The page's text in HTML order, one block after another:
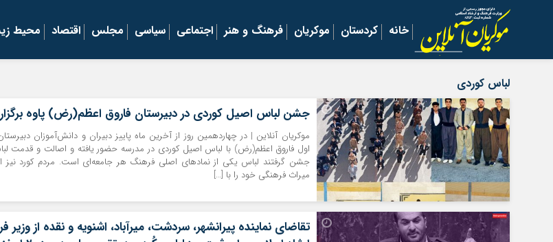
خانه کردستان موکریان فرهنگ و هنر اجتماعی سیاسی مجلس اقتصاد محیط
لباس کوردی
جشن لباس اصیل کوردی در دبیرستان فاروق اعظم(رض) پاوه
موکریان آنلاین | در چهاردهمین روز از آخرین ماه پاییز دبیران و دانش‌آموزان
اول فاروق اعظم(رض) با لباس اصیل کوردی در مدرسه حضور یافته و اصالت و قدمت
جشن گرفتند لباس یکی از نمادهای اصلی فرهنگ هر جامعه‌ای است. مردم کورد نیز
میراث فرهنگی خود را با […]
تقاضای نماینده پیرانشهر، سردشت، میرآباد، اشنویه و نقده از